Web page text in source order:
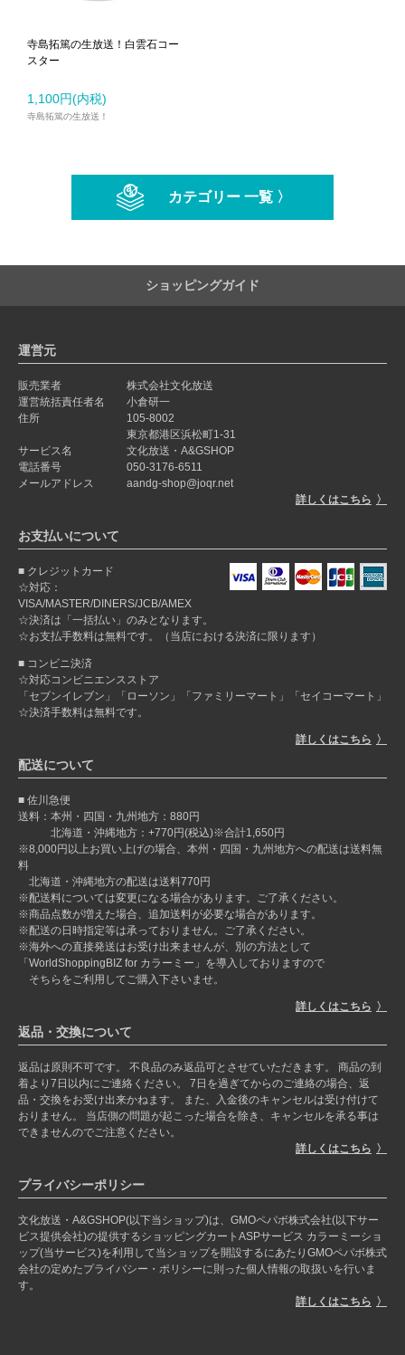
寺島拓篤の生放送！白雲石コー
スター
1,100円(内税)
寺島拓篤の生放送！
カテゴリー 一覧 〉
ショッピングガイド
運営元
販売業者
株式会社文化放送
運営統括責任者名
小倉研一
住所
105-8002
東京都港区浜松町1-31
サービス名
文化放送・A&GSHOP
電話番号
050-3176-6511
メールアドレス
aandg-shop@joqr.net
詳しくはこちら
お支払いについて
クレジットカード
☆対応：
VISA/MASTER/DINERS/JCB/AMEX
☆決済は「一括払い」のみとなります。
☆お支払手数料は無料です。（当店における決済に限ります）
コンビニ決済
☆対応コンビニエンスストア
「セブンイレブン」「ローソン」「ファミリーマート」「セイコーマート」
☆決済手数料は無料です。
詳しくはこちら
配送について
佐川急便
送料：本州・四国・九州地方：880円
北海道・沖縄地方：+770円(税込)※合計1,650円
※8,000円以上お買い上げの場合、本州・四国・九州地方への配送は送料無
料
北海道・沖縄地方の配送は送料770円
※配送料については変更になる場合があります。ご了承ください。
※商品点数が増えた場合、追加送料が必要な場合があります。
※配送の日時指定等は承っておりません。ご了承ください。
※海外への直接発送はお受け出来ませんが、別の方法として
「WorldShoppingBIZ for カラーミー」を導入しておりますので
そちらをご利用してご購入下さいませ。
詳しくはこちら
返品・交換について
返品は原則不可です。 不良品のみ返品可とさせていただきます。 商品の到
着より7日以内にご連絡ください。 7日を過ぎてからのご連絡の場合、返
品・交換をお受け出来かねます。 また、入金後のキャンセルは受け付けて
おりません。 当店側の問題が起こった場合を除き、キャンセルを承る事は
できませんのでご注意ください。
詳しくはこちら
プライバシーポリシー
文化放送・A&GSHOP(以下当ショップ)は、GMOペパボ株式会社(以下サー
ビス提供会社)の提供するショッピングカートASPサービス カラーミーショ
ップ(当サービス)を利用して当ショップを開設するにあたりGMOペパボ株式
会社の定めたプライバシー・ポリシーに則った個人情報の取扱いを行いま
す。
詳しくはこちら